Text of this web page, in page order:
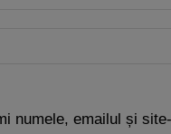
numele, emailul și